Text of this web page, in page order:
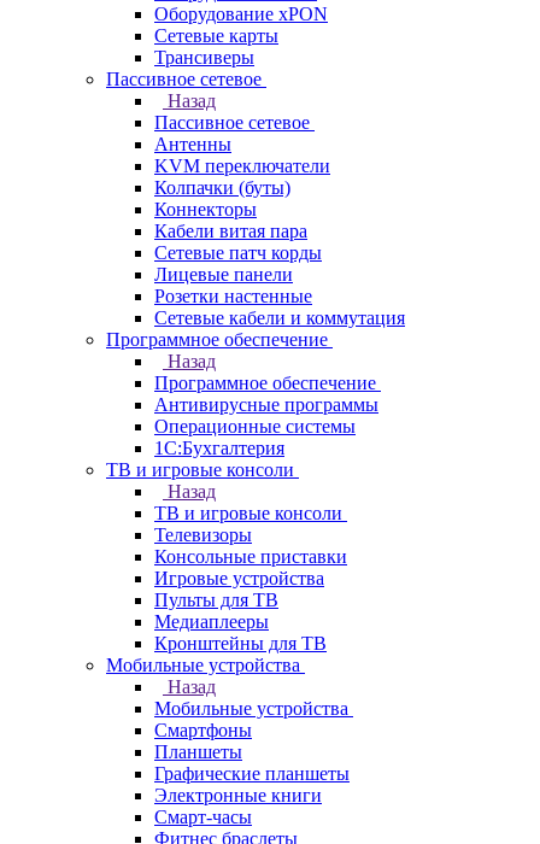
Оборудование xPON
Сетевые карты
Трансиверы
Пассивное сетевое
Назад
Пассивное сетевое
Антенны
KVM переключатели
Колпачки (буты)
Коннекторы
Кабели витая пара
Сетевые патч корды
Лицевые панели
Розетки настенные
Сетевые кабели и коммутация
Программное обеспечение
Назад
Программное обеспечение
Антивирусные программы
Операционные системы
1С:Бухгалтерия
ТВ и игровые консоли
Назад
ТВ и игровые консоли
Телевизоры
Консольные приставки
Игровые устройства
Пульты для ТВ
Медиаплееры
Кронштейны для ТВ
Мобильные устройства
Назад
Мобильные устройства
Смартфоны
Планшеты
Графические планшеты
Электронные книги
Смарт-часы
Фитнес браслеты